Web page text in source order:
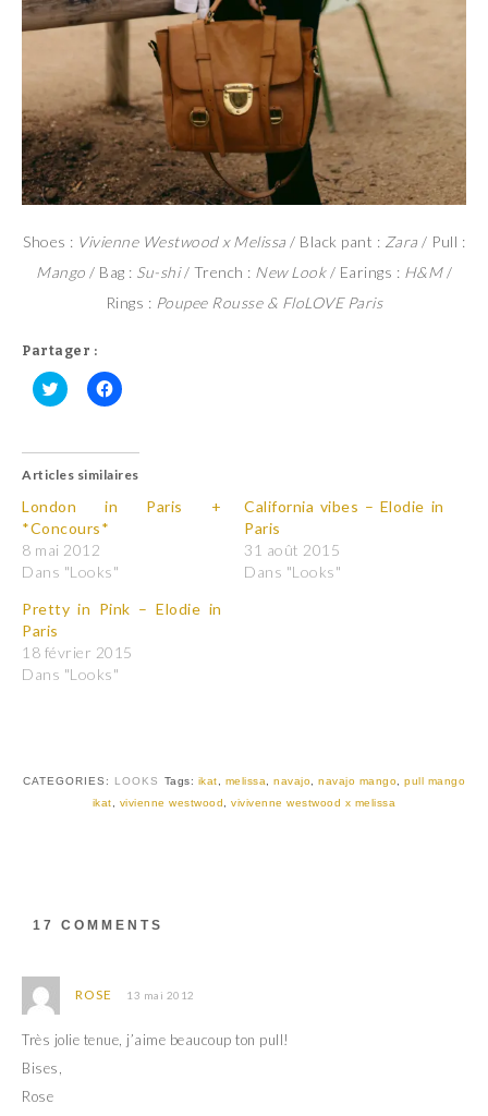
Shoes : Vivienne Westwood x Melissa / Black pant : Zara / Pull :
Mango / Bag : Su-shi/ Trench : New Look/ Earings : H&M/
Rings : Poupee Rousse & FloLOVE Paris
Partager :
C
q
e
p
o
u
r
p
a
t
a
g
e
r
s
t
e
a
n
n
e
n
v
l
e
C
q
e
o
u
r
p
a
t
a
e
r
s
b
o
o
d
a
n
e
u
Articles similaires
London in Paris +
*Concours*
8 mai 2012
Dans "Looks"
California vibes – Elodie in
Paris
31 août 2015
Dans "Looks"
Pretty in Pink – Elodie in
Paris
18 février 2015
Dans "Looks"
CATEGORIES: LOOKS Tags: ikat melissa ,navajo ,navajo mango ,pull mango
ikat
vivienne westwood ,vivivenne westwood x melissa
17 COMMENTS
ROSE 13 mai 2012
Très jolie tenue, j’aime beaucoup ton pull!
Bises,
Rose